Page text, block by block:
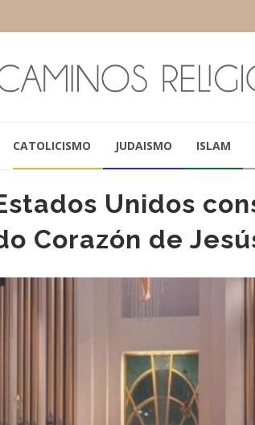
CATOLICISMO JUDAISMO ISLAM
Unidos
Corazón de